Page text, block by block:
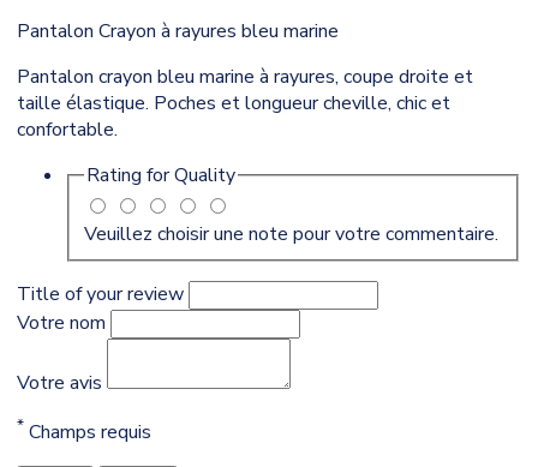
Pantalon Crayon à rayures bleu marine
Pantalon crayon bleu marine à rayures, coupe droite et
taille élastique. Poches et longueur cheville, chic et
confortable.
Rating forQuality
Veuillez choisir une note pour votre commentaire.
Title of your review
Votre nom
Votre avis
* Champs requis